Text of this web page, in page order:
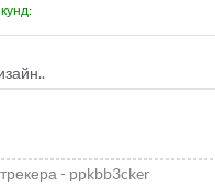
- ppkbb3cker